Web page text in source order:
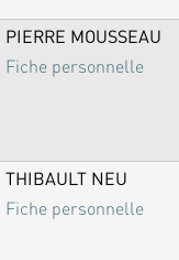
PIERRE MOUSSEAU
Fiche personnelle
THIBAULT NEU
Fiche personnelle